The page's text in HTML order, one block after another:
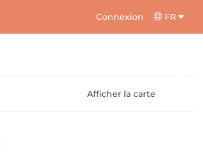
Connexion FR
Afficher la carte